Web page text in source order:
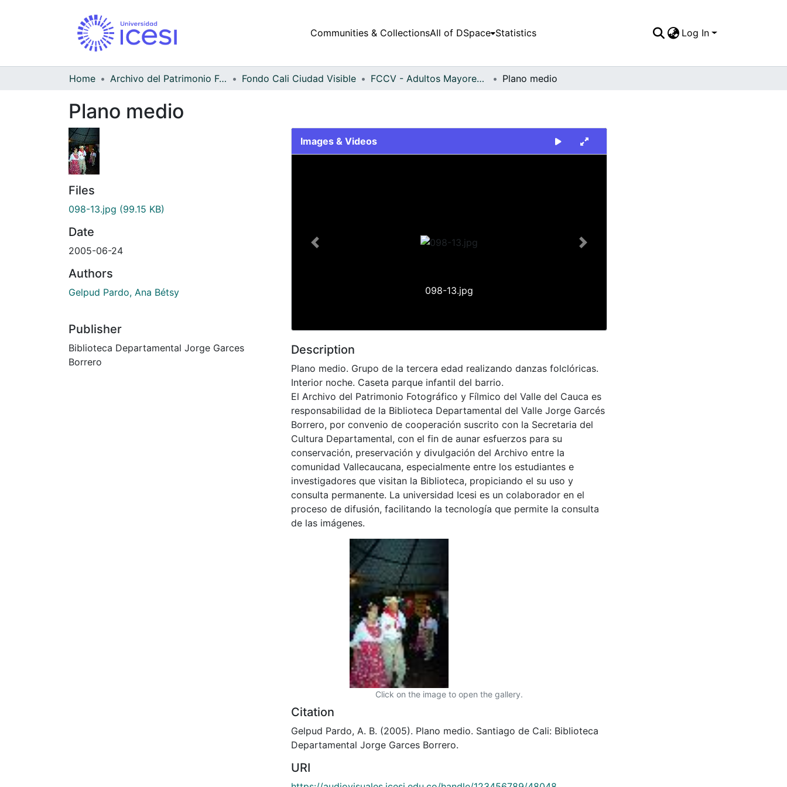
Communities & CollectionsAll of DSpace Statistics Log In
Home Archivo del Patrimonio Fotográfico y Fílmico del Valle del Cauca Fondo Cali Ciudad Visible FCCV - Adultos Mayores - Patrimonial Plano medio
Plano medio
Files
098-13.jpg (99.15 KB)
Date
2005-06-24
Authors
Gelpud Pardo, Ana Bétsy
Publisher
Biblioteca Departamental Jorge Garces
Borrero
Images & Videos
098-13.jpg
Previous Next
Description
Plano medio. Grupo de la tercera edad realizando danzas folclóricas.
Interior noche. Caseta parque infantil del barrio.
El Archivo del Patrimonio Fotográfico y Fílmico del Valle del Cauca es
responsabilidad de la Biblioteca Departamental del Valle Jorge Garcés
Borrero, por convenio de cooperación suscrito con la Secretaria del
Cultura Departamental, con el fin de aunar esfuerzos para su
conservación, preservación y divulgación del Archivo entre la
comunidad Vallecaucana, especialmente entre los estudiantes e
investigadores que visitan la Biblioteca, propiciando el su uso y
consulta permanente. La universidad Icesi es un colaborador en el
proceso de difusión, facilitando la tecnología que permite la consulta
de las imágenes.
Click on the image to open the gallery.
Citation
Gelpud Pardo, A. B. (2005). Plano medio. Santiago de Cali: Biblioteca
Departamental Jorge Garces Borrero.
URI